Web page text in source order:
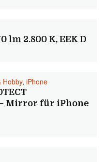
lm 2.800 K, EEK D
Hobby, iPhone
Mirror für iPhone